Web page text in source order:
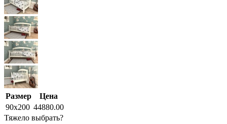
Размер
Цена
90x200 44880.00
Тяжело выбрать?